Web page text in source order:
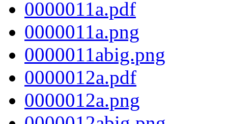
0000011a.pdf
0000011a.png
0000011abig.png
0000012a.pdf
0000012a.png